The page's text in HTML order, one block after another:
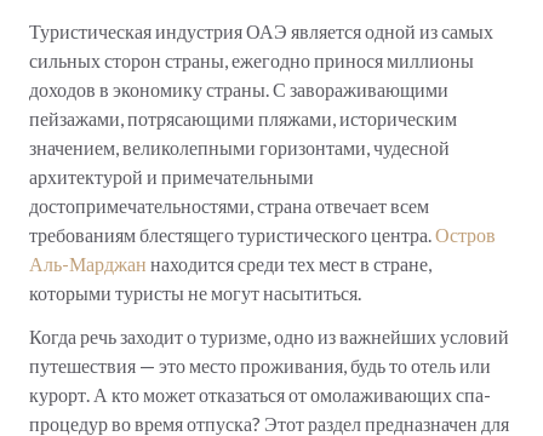
Туристическая индустрия ОАЭ является одной из самых
сильных сторон страны, ежегодно принося миллионы
доходов в экономику страны. С завораживающими
пейзажами, потрясающими пляжами, историческим
значением, великолепными горизонтами, чудесной
архитектурой и примечательными
достопримечательностями, страна отвечает всем
требованиям блестящего туристического центра. Остров
Аль-Марджан находится среди тех мест в стране,
которыми туристы не могут насытиться.
Когда речь заходит о туризме, одно из важнейших условий
путешествия — это место проживания, будь то отель или
курорт. А кто может отказаться от омолаживающих спа-
процедур во время отпуска? Этот раздел предназначен для